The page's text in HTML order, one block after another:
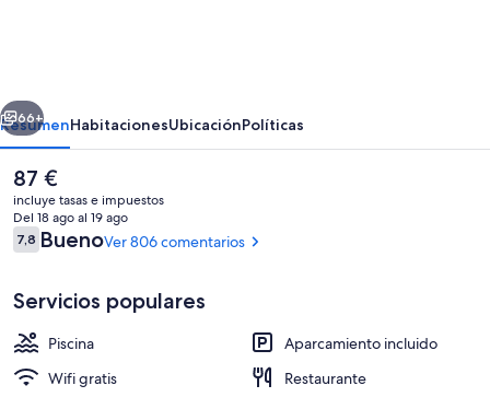
North
Una piscina al aire libre, tumbonas
Siguiente
66+
ResumenHabitacionesUbicaciónPolíticas
El
precio
actual
es
de
87 €
incluye tasas e impuestos
Del 18 ago al 19 ago
Comentarios
7,87,8 de 10
BuenoVer 806 comentarios
Servicios populares
Piscina
Aparcamiento incluido
Wifi gratis
Restaurante